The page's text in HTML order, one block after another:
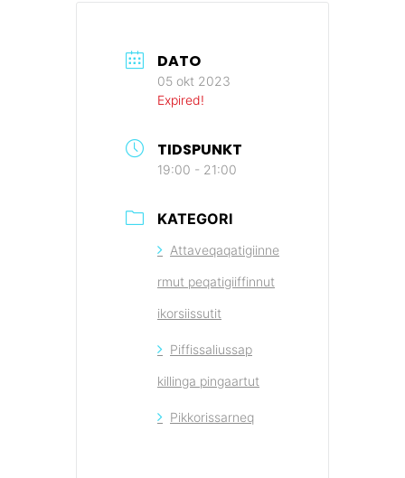
DATO
05 okt 2023
Expired!
TIDSPUNKT
19:00 - 21:00
KATEGORI
Attaveqaqatigiinne
rmut peqatigiiffinnut
ikorsiissutit
Piffissaliussap
killinga pingaartut
Pikkorissarneq